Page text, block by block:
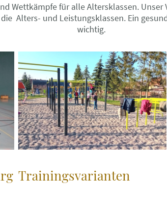
Wettkämpfe für alle Altersklassen. Unser
Alters- und Leistungsklassen. Ein
wichtig.
Trainingsvarianten